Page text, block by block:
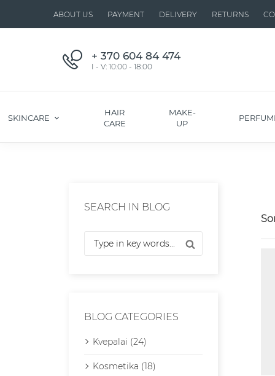
ABOUT US PAYMENT DELIVERY RETURNS
+ 370 604 84 474
I - V: 10:00 - 18:00
SKINCARE
HAIR
CARE
MAKE-
UP
SEARCH IN BLOG
BLOG CATEGORIES
Kvepalai (24)
Kosmetika (18)